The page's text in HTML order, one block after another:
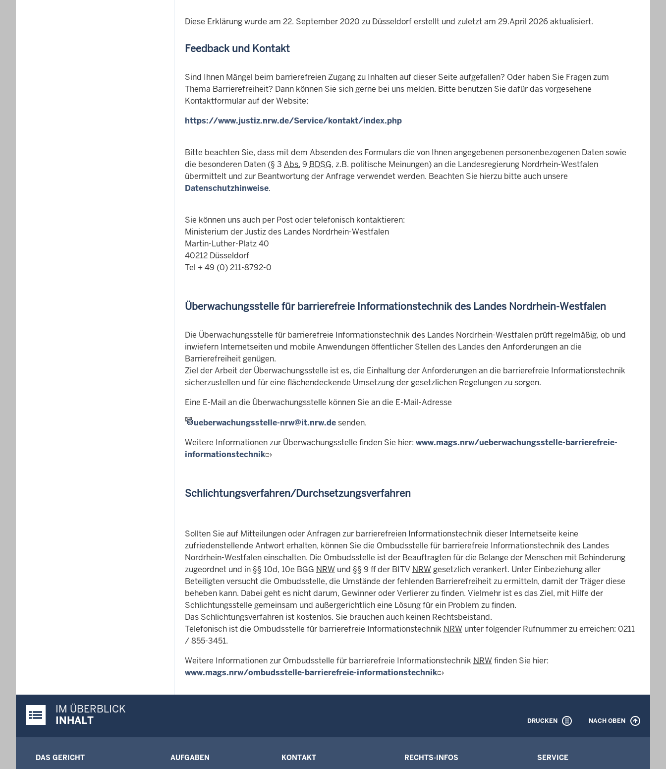
Diese Erklärung wurde am 22. September 2020 zu Düsseldorf erstellt und zuletzt am 29.April 2026 aktualisiert.
Feedback und Kontakt
Sind Ihnen Mängel beim barrierefreien Zugang zu Inhalten auf dieser Seite aufgefallen? Oder haben Sie Fragen zum
Thema Barrierefreiheit? Dann können Sie sich gerne bei uns melden. Bitte benutzen Sie dafür das vorgesehene
Kontaktformular auf der Website:
https://www.justiz.nrw.de/Service/kontakt/index.php
Bitte beachten Sie, dass mit dem Absenden des Formulars die von Ihnen angegebenen personenbezogenen Daten sowie
die besonderen Daten (§ 3 Abs. 9 BDSG, z.B. politische Meinungen) an die Landesregierung Nordrhein-Westfalen
übermittelt und zur Beantwortung der Anfrage verwendet werden. Beachten Sie hierzu bitte auch unsere
Datenschutzhinweise.
Sie können uns auch per Post oder telefonisch kontaktieren:
Ministerium der Justiz des Landes Nordrhein-Westfalen
Martin-Luther-Platz 40
40212 Düsseldorf
Tel + 49 (0) 211-8792-0
Überwachungsstelle für barrierefreie Informationstechnik des Landes Nordrhein-Westfalen
Die Überwachungsstelle für barrierefreie Informationstechnik des Landes Nordrhein-Westfalen prüft regelmäßig, ob und
inwiefern Internetseiten und mobile Anwendungen öffentlicher Stellen des Landes den Anforderungen an die
Barrierefreiheit genügen.
Ziel der Arbeit der Überwachungsstelle ist es, die Einhaltung der Anforderungen an die barrierefreie Informationstechnik
sicherzustellen und für eine flächendeckende Umsetzung der gesetzlichen Regelungen zu sorgen.
Eine E-Mail an die Überwachungsstelle können Sie an die E-Mail-Adresse
ueberwachungsstelle-nrw@it.nrw.desenden.
Weitere Informationen zur Überwachungsstelle finden Sie hier: www.mags.nrw/ueberwachungsstelle-barrierefreie-
informationstechnik
Schlichtungsverfahren/Durchsetzungsverfahren
Sollten Sie auf Mitteilungen oder Anfragen zur barrierefreien Informationstechnik dieser Internetseite keine
zufriedenstellende Antwort erhalten, können Sie die Ombudsstelle für barrierefreie Informationstechnik des Landes
Nordrhein-Westfalen einschalten. Die Ombudsstelle ist der Beauftragten für die Belange der Menschen mit Behinderung
zugeordnet und in §§ 10d, 10e BGG NRW und §§ 9 ff der BITV NRWgesetzlich verankert. Unter Einbeziehung aller
Beteiligten versucht die Ombudsstelle, die Umstände der fehlenden Barrierefreiheit zu ermitteln, damit der Träger diese
beheben kann. Dabei geht es nicht darum, Gewinner oder Verlierer zu finden. Vielmehr ist es das Ziel, mit Hilfe der
Schlichtungsstelle gemeinsam und außergerichtlich eine Lösung für ein Problem zu finden.
Das Schlichtungsverfahren ist kostenlos. Sie brauchen auch keinen Rechtsbeistand.
Telefonisch ist die Ombudsstelle für barrierefreie Informationstechnik NRW unter folgender Rufnummer zu erreichen: 0211
/ 855-3451.
Weitere Informationen zur Ombudsstelle für barrierefreie Informationstechnik NRWfinden Sie hier:
www.mags.nrw/ombudsstelle-barrierefreie-informationstechnik
Justiz-Portal im Überblick:
IM ÜBERBLICK
INHALT
DRUCKEN NACH OBEN
DAS GERICHT AUFGABEN KONTAKT RECHTS-INFOS SERVICE